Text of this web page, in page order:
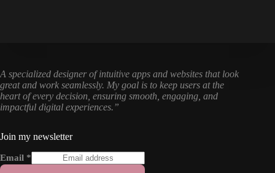
A specialized designer of intuitive apps and websites that look
great and work seamlessly. My goal is to keep users at the
heart of every decision, ensuring smooth, engaging, and
impactful digital experiences.”
Join my newsletter
Email *